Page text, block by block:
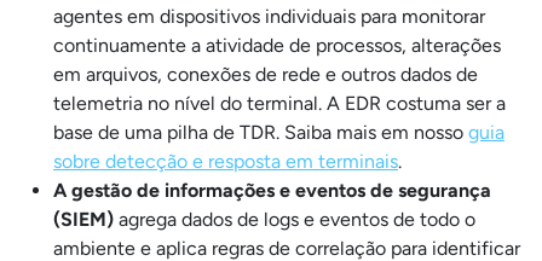
agentes em dispositivos individuais para monitorar
continuamente a atividade de processos, alterações
em arquivos, conexões de rede e outros dados de
telemetria no nível do terminal. A EDR costuma ser a
base de uma pilha de TDR. Saiba mais em nosso guia
sobre detecção e resposta em terminais.
A gestão de informações e eventos de segurança
(SIEM) agrega dados de logs e eventos de todo o
ambiente e aplica regras de correlação para identificar